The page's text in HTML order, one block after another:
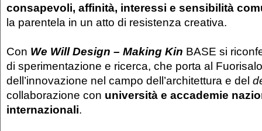
consapevoli, affinità, interessi e sensibilità
la parentela in un atto di resistenza creativa.
Con We Will Design – Making Kin BASE si
di sperimentazione e ricerca, che porta al
dell’innovazione nel campo dell’architettura e del
collaborazione con università e accademie
internazionali.